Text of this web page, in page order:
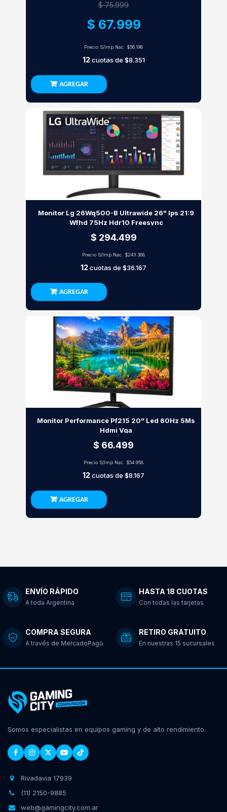
$ 75.999
$ 67.999
Precio S/Imp.Nac. $56.198
12cuotas de $8.351
AGREGAR
Monitor Lg 26Wq500-B Ultrawide 26" Ips 21:9
Wfhd 75Hz Hdr10 Freesync
$ 294.499
Precio S/Imp.Nac. $243.388
12cuotas de $36.167
AGREGAR
Monitor Performance Pf215 20" Led 60Hz 5Ms
Hdmi Vga
$ 66.499
Precio S/Imp.Nac. $54.958
12cuotas de $8.167
AGREGAR
ENVÍO RÁPIDO
A toda Argentina
HASTA 18 CUOTAS
Con todas las tarjetas
COMPRA SEGURA
A través de MercadoPago
RETIRO GRATUITO
En nuestras 15 sucursales
Somos especialistas en equipos gaming y de alto rendimiento.
Rivadavia 17939
(11) 2150-9885
web@gamingcity.com.ar